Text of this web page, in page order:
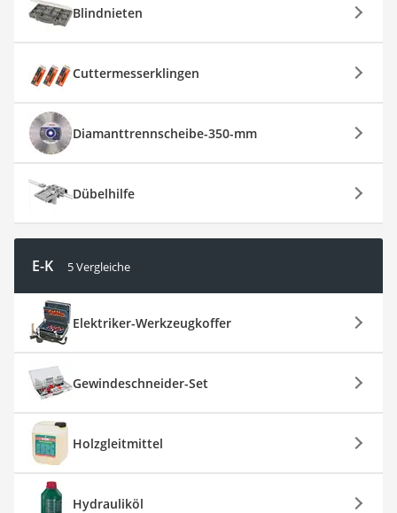
Blindnieten
Cuttermesserklingen
Diamanttrennscheibe-350-mm
Dübelhilfe
E-K 5 Vergleiche
Elektriker-Werkzeugkoffer
Gewindeschneider-Set
Holzgleitmittel
Hydrauliköl